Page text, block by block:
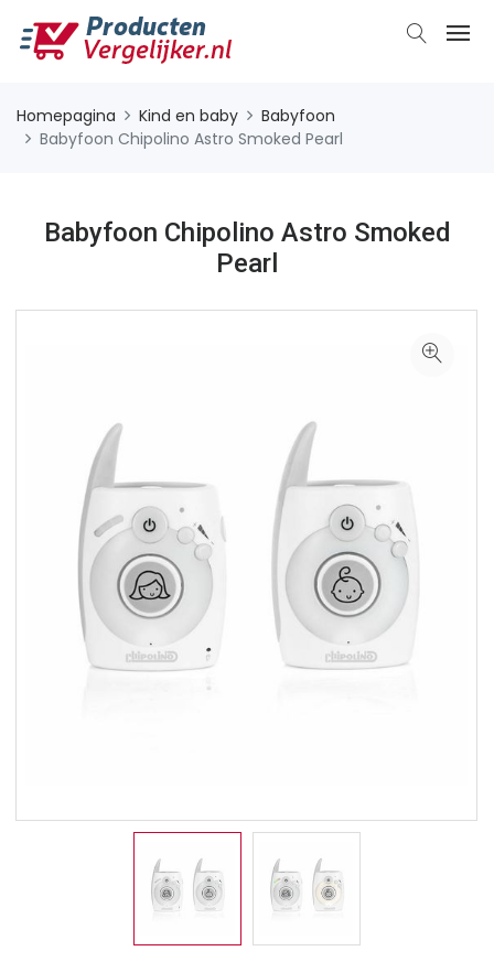
Homepagina Kind en baby
Babyfoon
Babyfoon Chipolino Astro Smoked Pearl
Babyfoon Chipolino Astro Smoked
Pearl